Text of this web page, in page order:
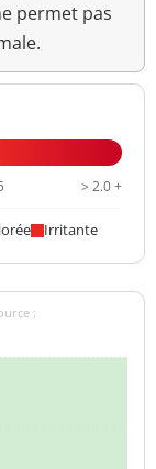
permet pas
> 2.0 +
Irritante
: